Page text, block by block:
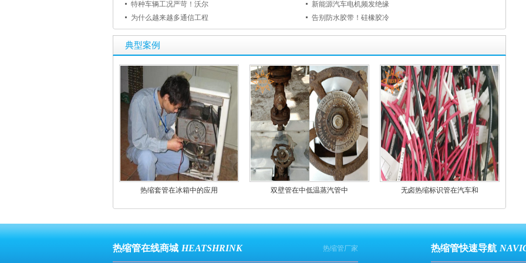
特种车辆工况严苛！沃尔
新能源汽车电机频发绝缘
为什么越来越多通信工程
告别防水胶带！硅橡胶冷
典型案例
热缩套管在冰箱中的应用 双壁管在中低温蒸汽管中 无卤热缩标识管在汽车和
热缩管在线商城 HEATSHRINK 热缩管厂家 热缩管快速导航